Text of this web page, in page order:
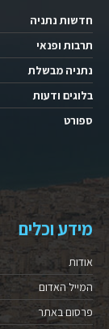
חדשות נתניה
תרבות ופנאי
נתניה מבשלת
בלוגים ודעות
ספורט
מידע וכלים
אודות
המייל האדום
פרסום באתר